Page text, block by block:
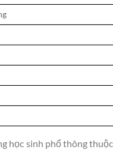
sinh phổ thông